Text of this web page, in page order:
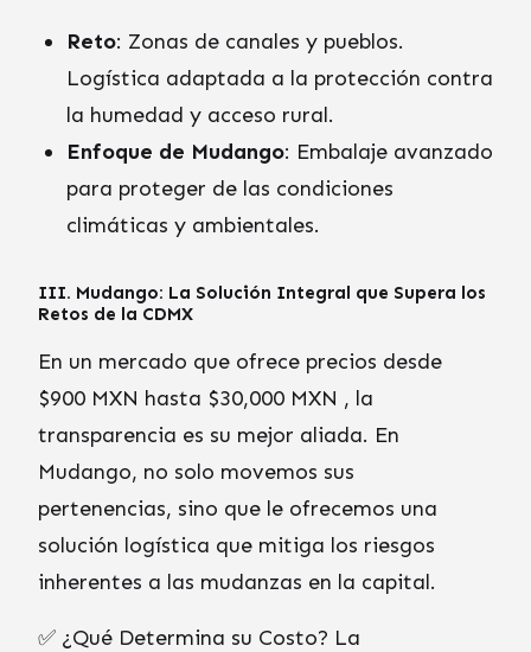
Reto: Zonas de canales y pueblos.
Logística adaptada a la protección contra
la humedad y acceso rural.
Enfoque de Mudango: Embalaje avanzado
para proteger de las condiciones
climáticas y ambientales.
III. Mudango: La Solución Integral que Supera los
Retos de la CDMX
En un mercado que ofrece precios desde
$900 MXN hasta $30,000 MXN , la
transparencia es su mejor aliada. En
Mudango, no solo movemos sus
pertenencias, sino que le ofrecemos una
solución logística que mitiga los riesgos
inherentes a las mudanzas en la capital.
✅ ¿Qué Determina su Costo? La